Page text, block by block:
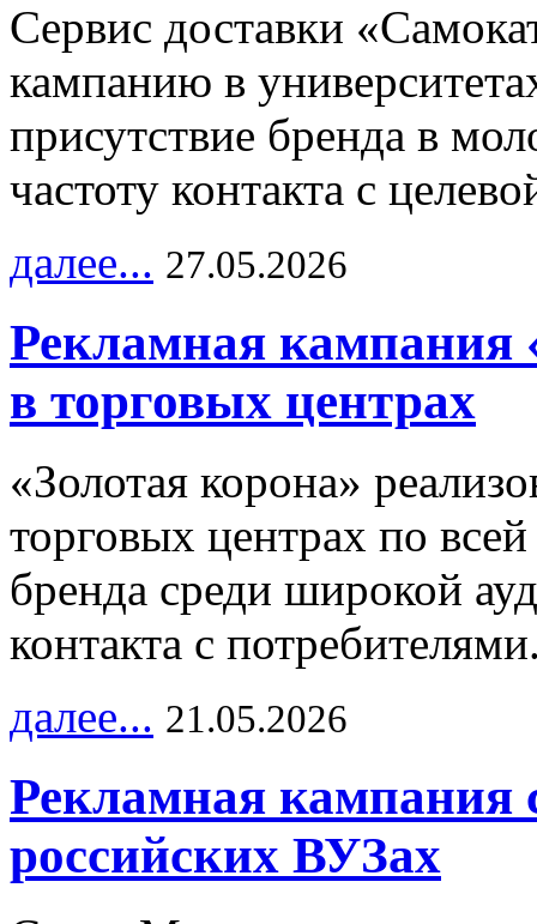
Сервис доставки
кампанию в
присутствие бренда в
частоту контакта с
далее... 27.05.2026
Рекламная кампания
в торговых центрах
«Золотая корона»
торговых центрах по
бренда среди широкой
контакта с
далее... 21.05.2026
Рекламная кампания
российских ВУЗах